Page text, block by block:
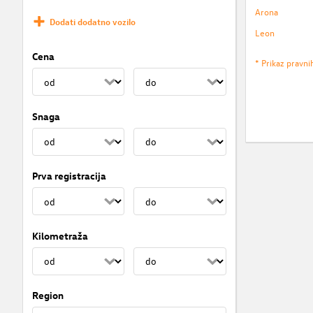
Dodati dodatno vozilo
Cena
Snaga
Prva registracija
Kilometraža
Region
Arona
Leon
* Prikaz